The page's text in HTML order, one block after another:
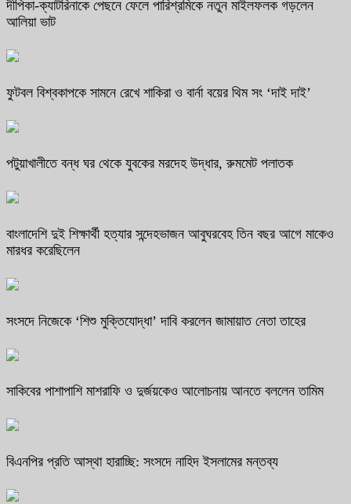
দীপিকা-ক্যাটরিনাকে পেছনে ফেলে পারিশ্রমিকে নতুন মাইলফলক গড়লেন
আলিয়া ভাট
ফুটবল বিশ্বকাপকে সামনে রেখে শাকিরা ও বার্না বয়ের থিম সং ‘দাই দাই’
পটুয়াখালীতে বন্ধ ঘর থেকে যুবকের মরদেহ উদ্ধার, রুমমেট পলাতক
বাংলাদেশি দুই শিক্ষার্থী হত্যার সন্দেহভাজন আবুঘরবেহ তিন বছর আগে মাকেও
মারধর করেছিলেন
সংসদে নিজেকে ‘শিশু মুক্তিযোদ্ধা’ দাবি করলেন জামায়াত নেতা তাহের
সাকিবের পাশাপাশি মাশরাফি ও দুর্জয়কেও আলোচনায় আনতে বললেন তামিম
বিএনপির প্রতি আস্থা হারাচ্ছি: সংসদে নাহিদ ইসলামের মন্তব্য